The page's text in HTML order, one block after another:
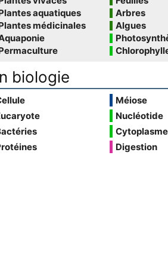
aquatiques
médicinales
Arbres
Algues
biologie
Méiose
Nucléotide
Cytoplasme
Digestion